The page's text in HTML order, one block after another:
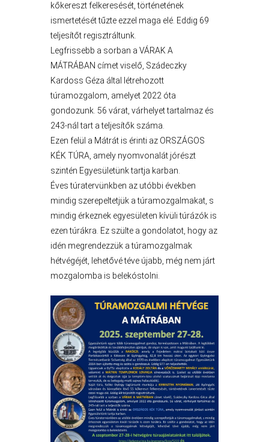
ÉPÜLŐ
VÁROS
FEJLESZTÉSEK
KÖRNYEZETVÉDELEM
TELEPÜLÉSRENDEZÉS
STRATÉGIÁK
KONCEPCIÓK
BEJELENTŐ
VÁROSHÁZA
kőkereszt felkeresését, történetének
ismertetését tűzte ezzel maga elé. Eddig 69
teljesítőt regisztráltunk.
Legfrissebb a sorban a VÁRAK A
MÁTRÁBAN címet viselő, Szádeczky
Kardoss Géza által létrehozott
túramozgalom, amelyet 2022 óta
gondozunk. 56 várat, várhelyet tartalmaz és
243-nál tart a teljesítők száma.
Ezen felül a Mátrát is érinti az ORSZÁGOS
KÉK TÚRA, amely nyomvonalát jórészt
szintén Egyesületünk tartja karban.
Éves túratervünkben az utóbbi években
mindig szerepeltetjük a túramozgalmakat, s
mindig érkeznek egyesületen kívüli túrázók is
ezen túrákra. Ez szülte a gondolatot, hogy az
idén megrendezzük a túramozgalmak
hétvégéjét, lehetővé téve újabb, még nem járt
mozgalomba is belekóstolni.